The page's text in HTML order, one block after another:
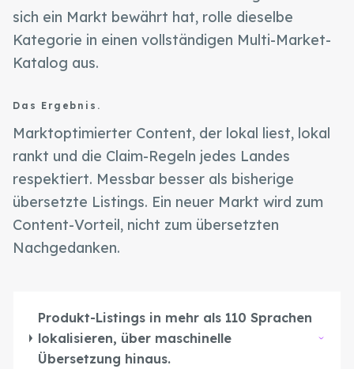
Tourismus & Reise
Robert Weißgraeber (Co-CEO & Co-Founder)
E-Commerce-Lösungen
Glossar
Meetup-Aufzeichnungen
Thought Leadership
sich ein Markt bewährt hat, rolle dieselbe
Kategorie in einen vollständigen Multi-Market-
Katalog aus.
Das Ergebnis.
Marktoptimierter Content, der lokal liest, lokal
rankt und die Claim-Regeln jedes Landes
respektiert. Messbar besser als bisherige
übersetzte Listings. Ein neuer Markt wird zum
Content-Vorteil, nicht zum übersetzten
Nachgedanken.
Produkt-Listings in mehr als 110 Sprachen
lokalisieren, über maschinelle
Übersetzung hinaus.